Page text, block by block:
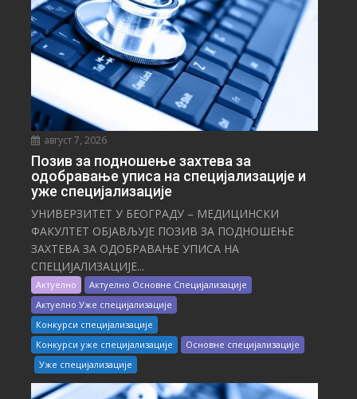
август 7, 2026
Позив за подношење захтева за
одобравање уписа на специјализације и
уже специјализације
УНИВЕРЗИТЕТ У БЕОГРАДУ – МЕДИЦИНСКИ
ФАКУЛТЕТ ОБЈАВЉУЈЕ ПОЗИВ ЗА ПОДНОШЕЊЕ
ЗАХТЕВА ЗА ОДОБРАВАЊЕ УПИСА НА
СПЕЦИЈАЛИЗАЦИЈЕ...
Актуелно
Актуелно Основне Специјализације
Актуелно Уже специјализације
Конкурси специјализације
Конкурси уже специјализације
Основне специјализације
Уже специјализације